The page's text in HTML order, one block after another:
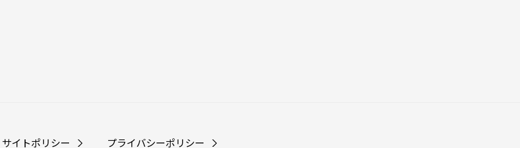
サイトポリシー プライバシーポリシー